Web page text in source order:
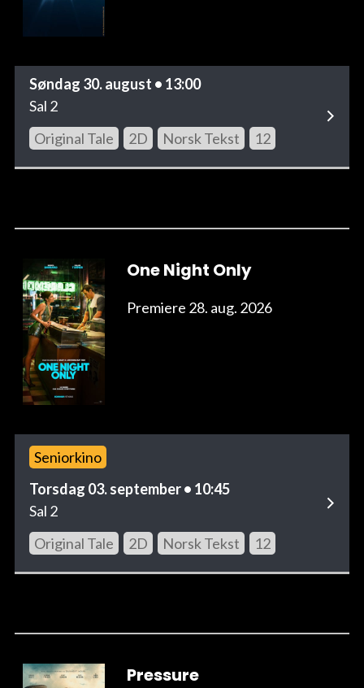
Søndag 30. august • 13:00
Sal 2
Original Tale
2D Norsk Tekst 12
One Night Only
Premiere 28. aug. 2026
Seniorkino
Torsdag 03. september • 10:45
Sal 2
Original Tale
2D Norsk Tekst 12
Pressure